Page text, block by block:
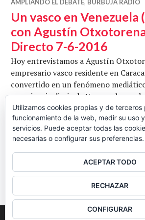
AMPLIANDO EL DEBATE, BURBUJA RADIO
Un vasco en
con Agustín
Directo 7-6-2016
Hoy entrevistamos a Agustín
empresario vasco residente en
convertido en un fenómeno
experiencia diaria de Venezuela con
comunicación españoles. Con
Jorge Amar. Conduce Juan Carlos
Mango Verde con SalSeguir leyendo
Utilizamos cookies propias y de
funcionamiento de la web, medir su uso
servicios. Puede aceptar todas las
necesarias o configurar sus preferencias.
ACEPTAR TODO
RECHAZAR
CONFIGURAR